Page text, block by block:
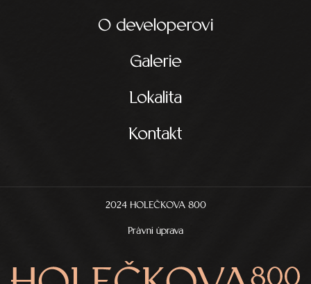
O developerovi
Galerie
Lokalita
Kontakt
2024 HOLEČKOVA 800
Právní úprava